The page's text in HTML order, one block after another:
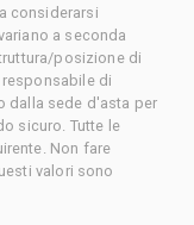
considerarsi
a seconda
posizione di
di
dalla sede d'asta per
sicuro. Tutte le
Non fare
valori sono